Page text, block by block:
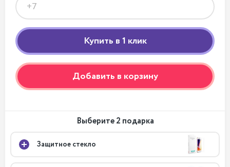
Добавить в корзину
Выберите 2 подарка
Защитное стекло